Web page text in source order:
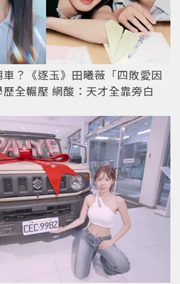
？《逐玉》田曦薇「四敗愛因
全輾壓 網酸：天才全靠旁白